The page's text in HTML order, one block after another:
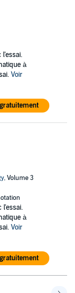
l'essai.
à
Voir
, Volume 3
l'essai.
à
Voir